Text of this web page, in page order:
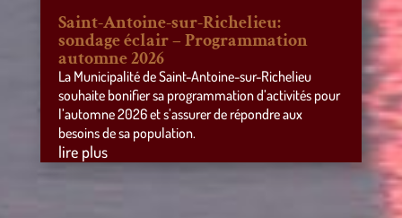
Saint-Antoine-sur-Richelieu:
sondage éclair – Programmation
automne 2026
La Municipalité de Saint-Antoine-sur-Richelieu
souhaite bonifier sa programmation d’activités pour
l’automne 2026 et s’assurer de répondre aux
besoins de sa population.
lire plus